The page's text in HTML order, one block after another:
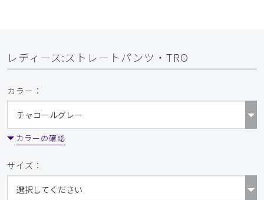
レディース:ストレートパンツ・TRO
カラー：
カラーの確認
サイズ：